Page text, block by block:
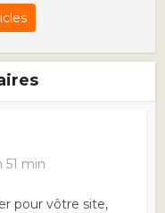
51 min
pour vôtre site,